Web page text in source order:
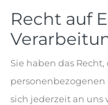
Recht auf
Sie haben das
sich jederzeit an uns